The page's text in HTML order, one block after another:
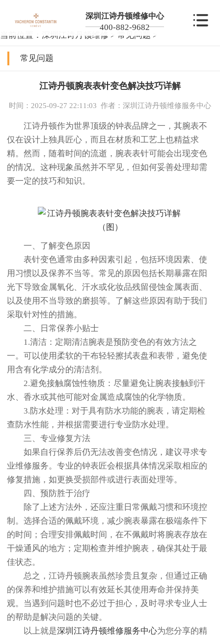
深圳江诗丹顿维修中心
400-882-9682
当前位置： 深圳江诗丹顿维修 > 常见问题 >
常见问题
江诗丹顿腕表表针变色解决技巧详解
时间：2025-09-27 22:11:03 作者：深圳江诗丹顿维修服务中心
江诗丹顿作为世界顶级的钟表品牌之一，其腕表不
仅在设计上独具匠心，而且在材质和工艺上也精益求
精。然而，随着时间的流逝，腕表表针可能会出现变色
的情况。这种现象虽然并不罕见，但如何妥善处理却需
要一定的技巧和知识。
一、了解变色原因
表针变色通常由多种因素引起，包括环境因素、使
用习惯以及保养不当等。常见的原因包括长期暴露在阳
光下导致金属氧化、汗水或化妆品残留侵蚀金属表面、
以及使用不当导致的磨损等。了解这些原因有助于我们
采取针对性的措施。
二、日常保养小贴士
1.清洁：定期清洁腕表是预防变色的有效方法之
一。可以使用柔软的干布轻轻擦拭表盘和表带，避免使
用含有化学成分的清洁剂。
2.避免接触腐蚀性物质：尽量避免让腕表接触到汗
水、香水或其他可能对金属造成腐蚀的化学物质。
3.防水处理：对于具有防水功能的腕表，请定期检
查防水性能，并根据需要进行专业防水处理。
三、专业修复方法
如果自行保养后仍无法改善变色情况，建议寻求专
业维修服务。专业的钟表匠会根据具体情况采取相应的
修复措施，如更换受损部件或进行表面处理等。
四、预防胜于治疗
除了上述方法外，还应注重日常佩戴习惯和环境控
制。选择合适的佩戴环境，减少腕表暴露在极端条件下
的时间；合理安排佩戴时间，在不佩戴时将腕表存放在
干燥通风的地方；定期检查并维护腕表，确保其处于最
佳状态。
总之，江诗丹顿腕表虽然珍贵且复杂，但通过正确
的保养和维护措施可以有效延长其使用寿命并保持美
观。当遇到问题时也不必过于担心，及时寻求专业人士
的帮助是解决问题的关键。
以上就是深圳江诗丹顿维修服务中心为您分享的精